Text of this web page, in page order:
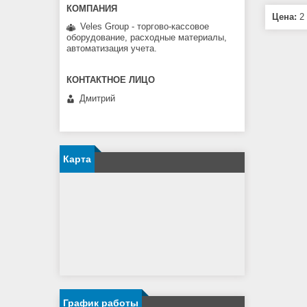
Цена: 2
Veles Group - торгово-кассовое
оборудование, расходные материалы,
автоматизация учета.
Дмитрий
Карта
График работы